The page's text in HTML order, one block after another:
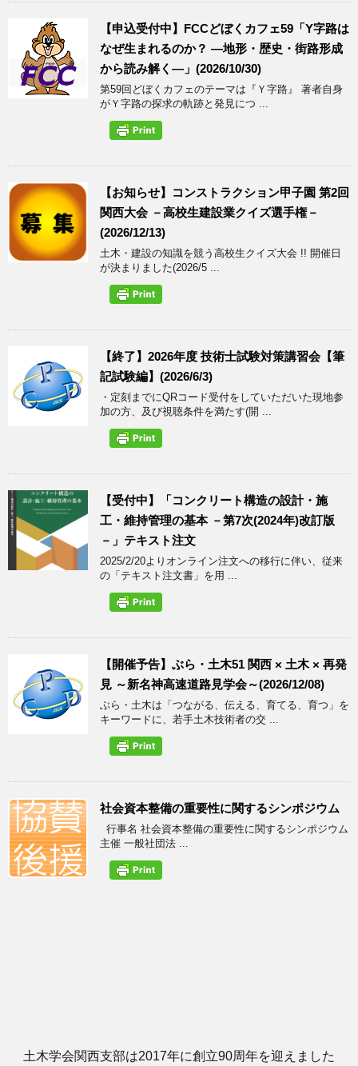
【申込受付中】FCCどぼくカフェ59「Y字路は
なぜ生まれるのか？ ―地形・歴史・街路形成
から読み解く―」(2026/10/30)
第59回どぼくカフェのテーマは『Ｙ字路』 著者自身
がＹ字路の探求の軌跡と発見につ ...
【お知らせ】コンストラクション甲子園 第2回
関西大会 －高校生建設業クイズ選手権－
(2026/12/13)
土木・建設の知識を競う高校生クイズ大会 !! 開催日
が決まりました(2026/5 ...
【終了】2026年度 技術士試験対策講習会【筆
記試験編】(2026/6/3)
・定刻までにQRコード受付をしていただいた現地参
加の方、及び視聴条件を満たす(開 ...
【受付中】「コンクリート構造の設計・施
工・維持管理の基本 －第7次(2024年)改訂版
－」テキスト注文
2025/2/20よりオンライン注文への移行に伴い、従来
の「テキスト注文書」を用 ...
【開催予告】ぶら・土木51 関西 × 土木 × 再発
見 ～新名神高速道路見学会～(2026/12/08)
ぶら・土木は「つながる、伝える、育てる、育つ」を
キーワードに、若手土木技術者の交 ...
社会資本整備の重要性に関するシンポジウム
行事名 社会資本整備の重要性に関するシンポジウム
主催 一般社団法 ...
土木学会関西支部は2017年に創立90周年を迎えました